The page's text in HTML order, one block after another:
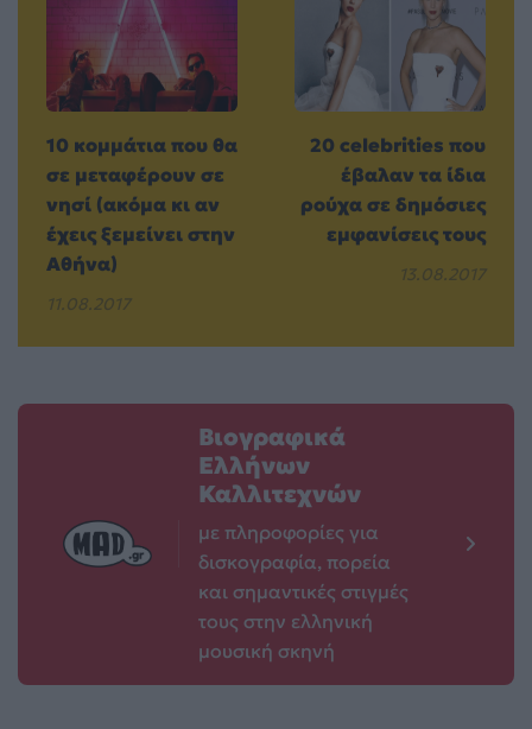
10 κομμάτια που θα
σε μεταφέρουν σε
νησί (ακόμα κι αν
έχεις ξεμείνει στην
Αθήνα)
11.08.2017
20 celebrities που
έβαλαν τα ίδια
ρούχα σε δημόσιες
εμφανίσεις τους
13.08.2017
Βιογραφικά
Ελλήνων
Καλλιτεχνών
με πληροφορίες για
δισκογραφία, πορεία
και σημαντικές στιγμές
τους στην ελληνική
μουσική σκηνή